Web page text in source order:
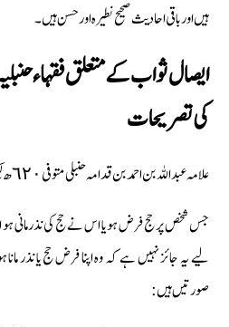
ہیں اور باقی احادیث صحیح نطیرہ اور حسن ہیں۔
ایصال ثواب کے متعلق فقہاء
کی تصریحات
علامہ عبداللہ بن احمد بن قدامہ حنبلی متوفی ٦٢٠ ھ لکھتے ہیں :
جس شخص پر حج فرض ہو یا اس نے حج کی نذر مانی
لیے یہ جائز نہیں ہے کہ وہ اپنا فرض حج یا نذر
صورتیں ہیں :